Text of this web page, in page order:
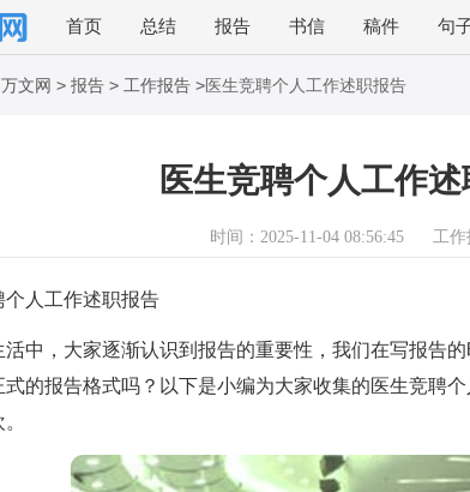
首页 总结 报告 书信 稿件 句
万文网 > 报告 > 工作报告 > 医生竞聘个人工作述职报告
医生竞聘个人工作
时间：2025-11-04 08:56:45 工作
个人工作述职报告
，大家逐渐认识到报告的重要性，我们在写报告的
式的报告格式吗？以下是小编为大家收集的医生竞聘